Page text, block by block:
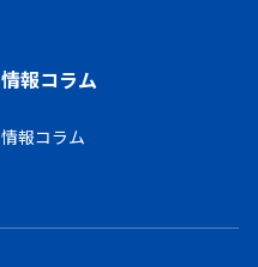
情報コラム
情報コラム